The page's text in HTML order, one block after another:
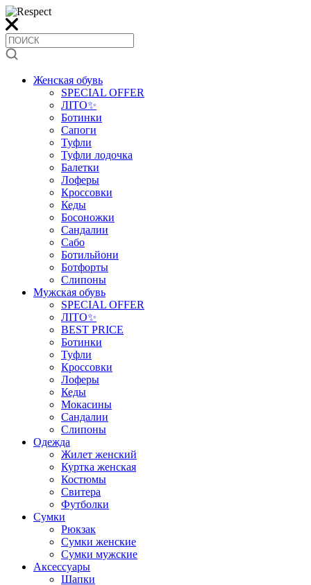
Женская обувь
SPECIAL OFFER
ЛІТО✨
Ботинки
Сапоги
Туфли
Туфли лодочка
Балетки
Лоферы
Кроссовки
Кеды
Босоножки
Сандалии
Сабо
Ботильйони
Ботфорты
Слипоны
Мужская обувь
SPECIAL OFFER
ЛІТО✨
BEST PRICE
Ботинки
Туфли
Кроссовки
Лоферы
Кеды
Мокасины
Сандалии
Слипоны
Одежда
Жилет женский
Куртка женская
Костюмы
Свитера
Футболки
Сумки
Рюкзак
Сумки женские
Сумки мужские
Аксеcсуары
Шапки